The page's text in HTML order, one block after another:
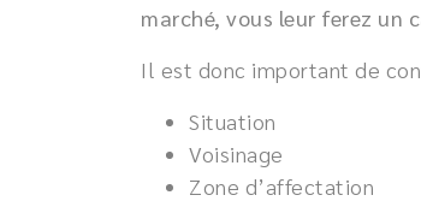
marché, vous leur ferez un
Il est donc important de
Situation
Voisinage
Zone d’affectation